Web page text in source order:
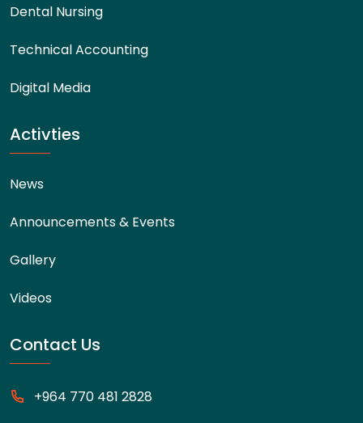
Dental Nursing
Technical Accounting
Digital Media
Activties
News
Announcements & Events
Gallery
Videos
Contact Us
+964 770 481 2828